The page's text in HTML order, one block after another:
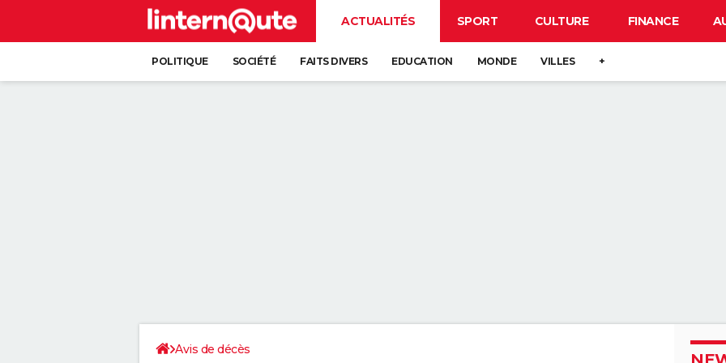
ACTUALITÉS SPORT CULTURE FINANCE
POLITIQUE SOCIÉTÉ FAITS DIVERS EDUCATION MONDE VILLES +
Avis de décès